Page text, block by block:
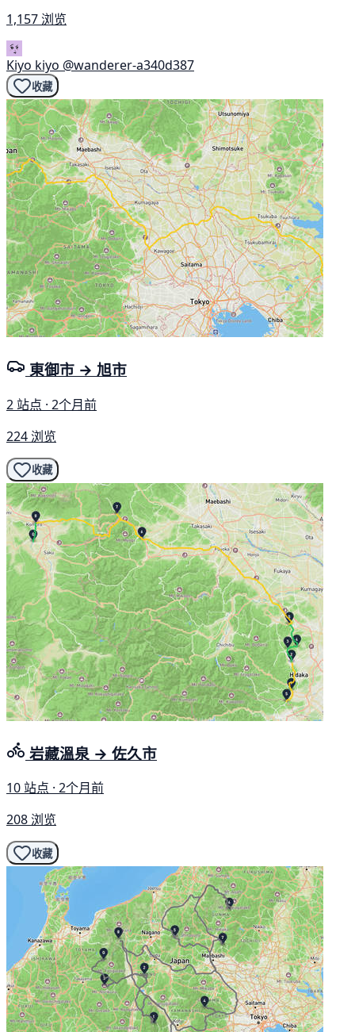
1,157 浏览
Kiyo kiyo @wanderer-a340d387
收藏
東御市 → 旭市
2 站点 · 2个月前
224 浏览
收藏
岩藏溫泉 → 佐久市
10 站点 · 2个月前
208 浏览
收藏